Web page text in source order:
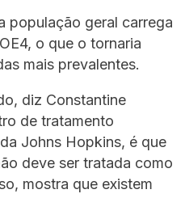
população geral carrega
o que o tornaria
mais prevalentes.
diz Constantine
de tratamento
Johns Hopkins, é que
deve ser tratada como
mostra que existem